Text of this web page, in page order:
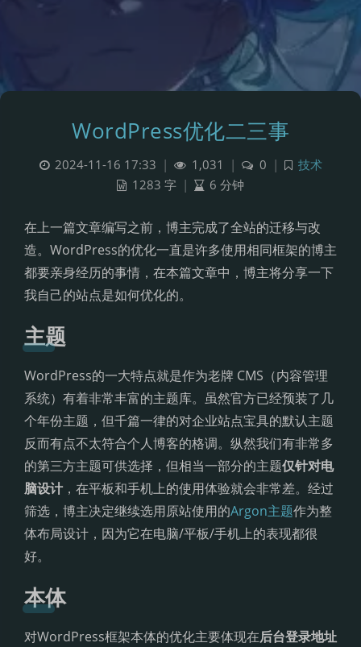
WordPress优化二三事
2024-11-16 17:33 1,031 0
技术
1283 字
6 分钟
在上一篇文章编写之前，博主完成了全站的迁移与改
造。WordPress的优化一直是许多使用相同框架的博主
都要亲身经历的事情，在本篇文章中，博主将分享一下
我自己的站点是如何优化的。
主题
WordPress的一大特点就是作为老牌 CMS（内容管理
系统）有着非常丰富的主题库。虽然官方已经预装了几
个年份主题，但千篇一律的对企业站点宝具的默认主题
反而有点不太符合个人博客的格调。纵然我们有非常多
的第三方主题可供选择，但相当一部分的主题仅针对电
脑设计，在平板和手机上的使用体验就会非常差。经过
筛选，博主决定继续选用原站使用的Argon主题作为整
体布局设计，因为它在电脑/平板/手机上的表现都很
好。
本体
对WordPress框架本体的优化主要体现在后台登录地址